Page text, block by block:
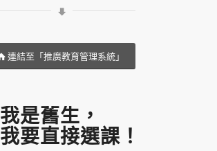
連結至「推廣教育管理系統」
我是舊生，
我要直接選課！